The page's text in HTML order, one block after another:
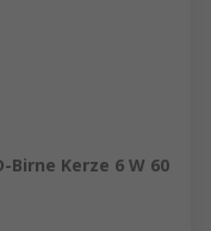
Birne Kerze 6 W 60